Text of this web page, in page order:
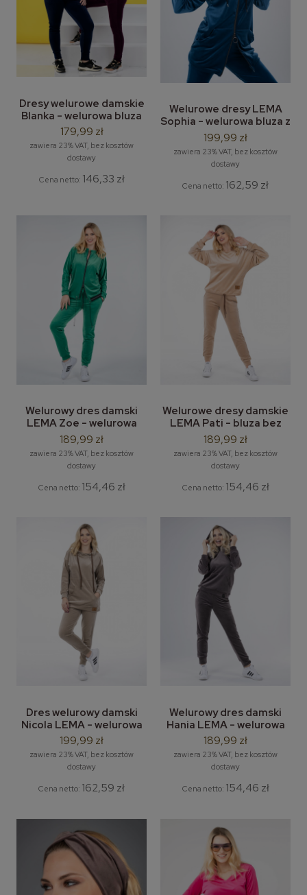
Dresy welurowe damskie
Blanka - welurowa bluza
bez kaptura + dresowe
spodnie z weluru
179,99 zł
zawiera 23% VAT, bez kosztów
dostawy
Cena netto: 146,33 zł
Welurowe dresy LEMA
Sophia - welurowa bluza z
kapturem + spodnie
dresowe
199,99 zł
zawiera 23% VAT, bez kosztów
dostawy
Cena netto: 162,59 zł
Welurowy dres damski
LEMA Zoe - welurowa
bluza bez kaptura +
spodnie dreesowe
welurowe
189,99 zł
zawiera 23% VAT, bez kosztów
dostawy
Cena netto: 154,46 zł
Welurowe dresy damskie
LEMA Pati - bluza bez
kaptura + spodnie
dresowe
189,99 zł
zawiera 23% VAT, bez kosztów
dostawy
Cena netto: 154,46 zł
Dres welurowy damski
Nicola LEMA - welurowa
bluza dresowa z
kapturem i modną stójką
199,99 zł
zawiera 23% VAT, bez kosztów
dostawy
Cena netto: 162,59 zł
Welurowy dres damski
Hania LEMA - welurowa
bluza + spodnie LEMA
189,99 zł
zawiera 23% VAT, bez kosztów
dostawy
Cena netto: 154,46 zł